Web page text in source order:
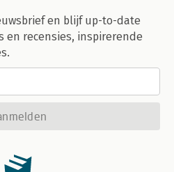
en blijf up-to-date
en recensies, inspirerende